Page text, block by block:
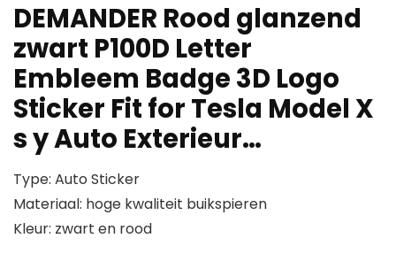
DEMANDER Rood glanzend
zwart P100D Letter
Embleem Badge 3D Logo
Sticker Fit for Tesla Model X
s y Auto Exterieur…
Type: Auto Sticker
Materiaal: hoge kwaliteit buikspieren
Kleur: zwart en rood